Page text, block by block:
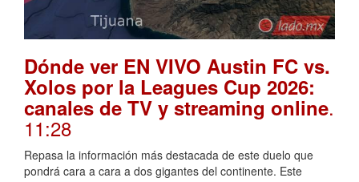
Dónde ver EN VIVO Austin FC vs.
Xolos por la Leagues Cup 2026:
canales de TV y streaming online.
11:28
Repasa la información más destacada de este duelo que
pondrá cara a cara a dos gigantes del continente. Este